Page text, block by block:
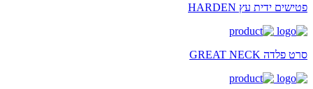
פטישים ידית עץ HARDEN
סרט פלדה GREAT NECK